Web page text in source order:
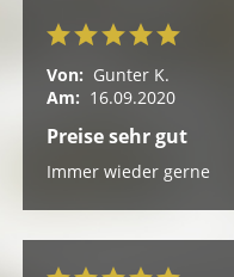
Von: Gunter K.
Am: 16.09.2020
Preise sehr gut
Immer wieder gerne